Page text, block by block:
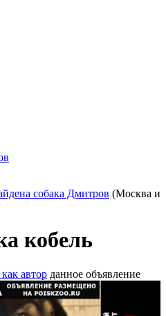
собака Дмитров (Москва и
кобель
автор данное объявление